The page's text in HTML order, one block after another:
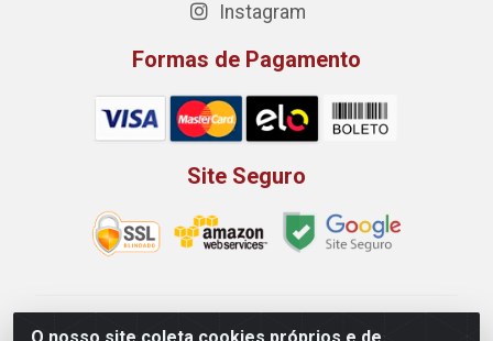
Instagram
Formas de Pagamento
Site Seguro
Rio Vermelho Distribuição de Alimentos LTDA - Rodovia